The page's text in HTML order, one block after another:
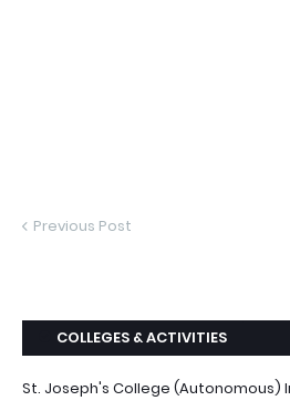
Previous Post
COLLEGES & ACTIVITIES
St. Joseph's College (Autonomous)